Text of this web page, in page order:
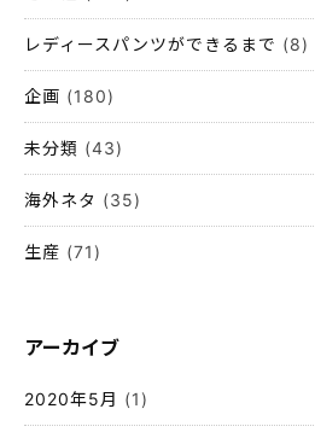
レディースパンツができるまで (8)
企画 (180)
未分類 (43)
海外ネタ (35)
生産 (71)
アーカイブ
2020年5月 (1)